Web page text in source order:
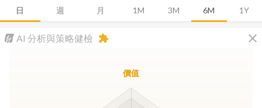
日 週 月 1M 3M 6M 1Y
AI 分析與策略健檢 close
extension
價值